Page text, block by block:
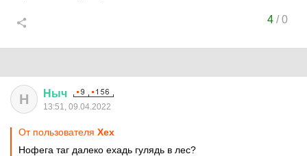
4/0
Н Ныч
13:51, 09.04.2022
От пользователя Хех
Нофега таг далеко ехадь гулядь в лес?